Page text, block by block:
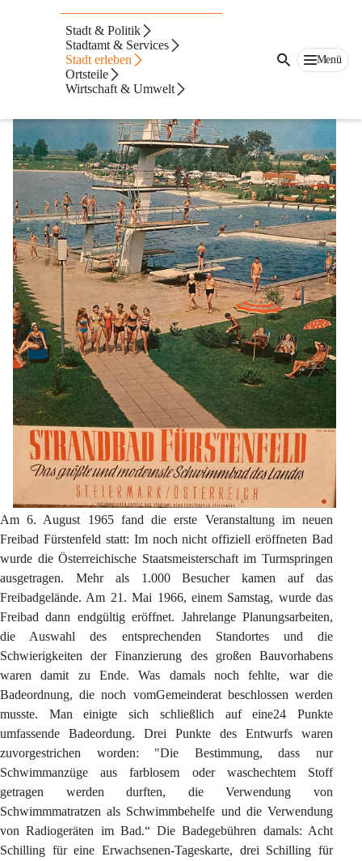
Stadt & Politik
Stadtamt & Services
Stadt erleben
Ortsteile
Wirtschaft & Umwelt
Menü
Freibad Geschichte
Aus den Anfangstagen des Freibades
Am 6. August 1965 fand die erste Veranstaltung im neuen
Freibad Fürstenfeld statt: Im noch nicht offiziell eröffneten Bad
wurde die Österreichische Staatsmeisterschaft im Turmspringen
ausgetragen. Mehr als 1.000 Besucher kamen auf das
Freibadgelände. Am 21. Mai 1966, einem Samstag, wurde das
Freibad dann endgültig eröffnet. Jahrelange Planungsarbeiten,
die Auswahl des entsprechenden Standortes und die
Schwierigkeiten der Finanzierung des großen Bauvorhabens
waren damit zu Ende. Was damals noch fehlte, war die
Badeordnung, die noch vomGemeinderat beschlossen werden
musste. Man einigte sich schließlich auf eine24 Punkte
umfassende Badeordung. Drei Punkte des Entwurfs waren
zuvorgestrichen worden: "Die Bestimmung, dass nur
Schwimmanzüge aus farblosem oder waschechtem Stoff
getragen werden durften, die Verwendung von
Schwimmmatratzen als Schwimmbehelfe und die Verwendung
von Radiogeräten im Bad.“ Die Badegebühren damals: Acht
Schilling für eine Erwachsenen-Tageskarte, drei Schilling für